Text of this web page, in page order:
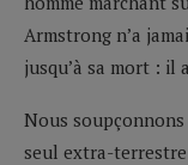
Armstrong n’a
jusqu’à sa mort : il
Nous soupçonnons
seul extra-